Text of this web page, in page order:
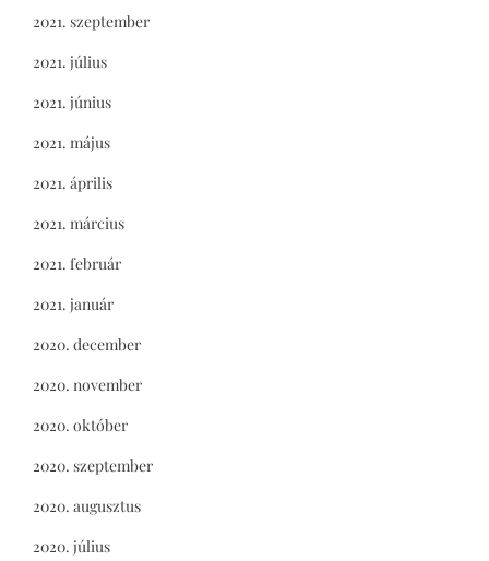
2021. szeptember
2021. július
2021. június
2021. május
2021. április
2021. március
2021. február
2021. január
2020. december
2020. november
2020. október
2020. szeptember
2020. augusztus
2020. július